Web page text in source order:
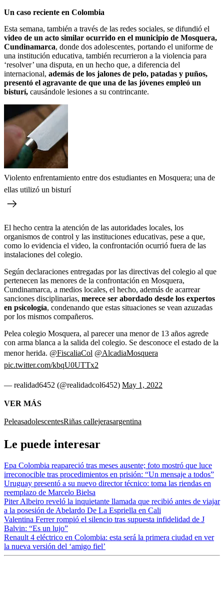
Un caso reciente en Colombia
Esta semana, también a través de las redes sociales, se difundió el
video de un acto similar ocurrido en el municipio de Mosquera,
Cundinamarca, donde dos adolescentes, portando el uniforme de
una institución educativa, también recurrieron a la violencia para
‘resolver’ una disputa, en un hecho que, a diferencia del
internacional, además de los jalones de pelo, patadas y puños,
presentó el agravante de que una de las jóvenes empleó un
bisturí, causándole lesiones a su contrincante.
Violento enfrentamiento entre dos estudiantes en Mosquera; una de
ellas utilizó un bisturí
El hecho centra la atención de las autoridades locales, los
organismos de control y las instituciones educativas, pese a que,
como lo evidencia el video, la confrontación ocurrió fuera de las
instalaciones del colegio.
Según declaraciones entregadas por las directivas del colegio al que
pertenecen las menores de la confrontación en Mosquera,
Cundinamarca, a medios locales, el hecho, además de acarrear
sanciones disciplinarias, merece ser abordado desde los expertos
en psicología, condenando que estas situaciones se vean azuzadas
por los mismos compañeros.
Pelea colegio Mosquera, al parecer una menor de 13 años agrede
con arma blanca a la salida del colegio. Se desconoce el estado de la
menor herida. @FiscaliaCol @AlcadiaMosquera
pic.twitter.com/kbqU0UTTx2
— realidad6452 (@realidadcol6452) May 1, 2022
VER MÁS
PeleasadolescentesRiñas callejerasargentina
Le puede interesar
Epa Colombia reapareció tras meses ausente; foto mostró que luce
irreconocible tras procedimientos en prisión: “Un mensaje a todos”
Uruguay presentó a su nuevo director técnico: toma las riendas en
reemplazo de Marcelo Bielsa
Piter Albeiro reveló la inquietante llamada que recibió antes de viajar
a la posesión de Abelardo De La Espriella en Cali
Valentina Ferrer rompió el silencio tras supuesta infidelidad de J
Balvin: “Es un lujo”
Renault 4 eléctrico en Colombia: esta será la primera ciudad en ver
la nueva versión del ‘amigo fiel’